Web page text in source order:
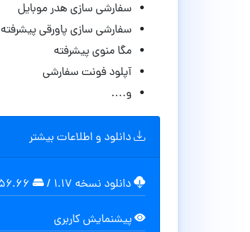
سفارشی سازی هدر موبایل
سفارشی سازی پاورقی پیشرفته
مگا منوی پیشرفته
آپلود فونت سفارشی
و….
دانلود و اطلاعات بیشتر
دانلود نسخه ۱.۱۷ /
پیشنمایش کاربری